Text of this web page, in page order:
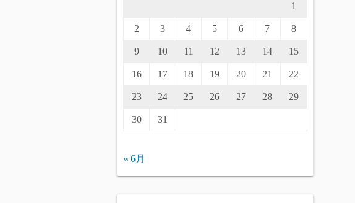
1
2 3 4 5 6 7 8
9 10 11 12 13 14 15
16 17 18 19 20 21 22
23 24 25 26 27 28 29
30 31
« 6月